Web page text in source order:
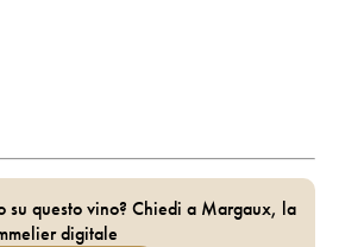
su questo vino? Chiedi a Margaux, la
digitale